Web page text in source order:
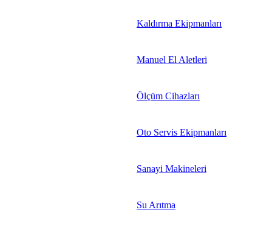
Kaldırma Ekipmanları
Manuel El Aletleri
Ölçüm Cihazları
Oto Servis Ekipmanları
Sanayi Makineleri
Su Arıtma